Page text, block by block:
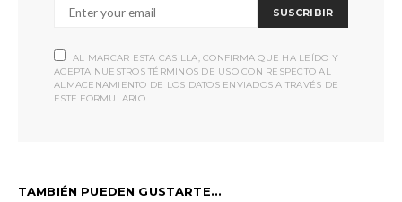
SUSCRIBIR
AL MARCAR ESTA CASILLA, CONFIRMA QUE HA LEÍDO Y
ACEPTA NUESTROS TÉRMINOS DE USO CON RESPECTO AL
ALMACENAMIENTO DE LOS DATOS ENVIADOS A TRAVÉS DE
ESTE FORMULARIO.
TAMBIÉN PUEDEN GUSTARTE...